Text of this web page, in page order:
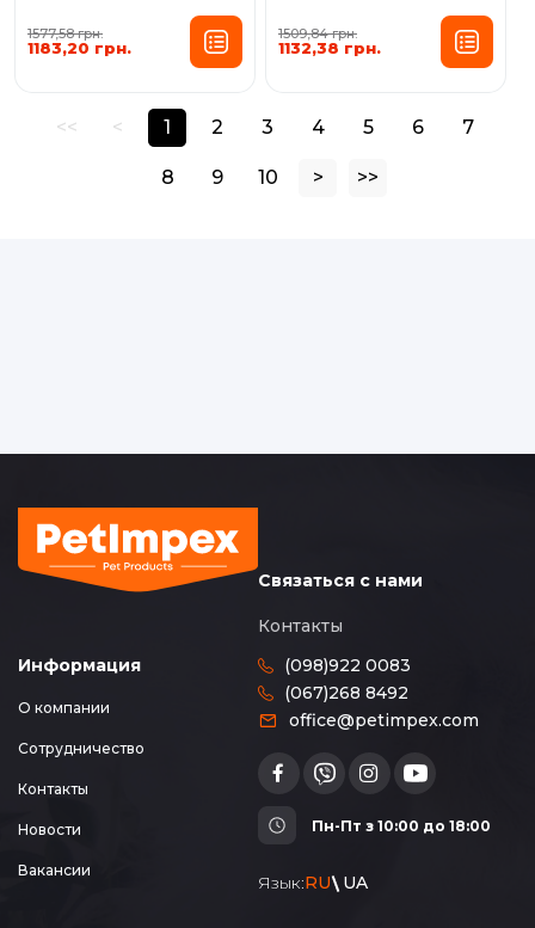
1577,58 грн.
1183,20 грн.
1509,84 грн.
1132,38 грн.
<< < 1 2 3 4 5 6 7
8 9 10 > >>
Информация
О компании
Сотрудничество
Контакты
Новости
Вакансии
Связаться с нами
Контакты
(098)922 0083
(067)268 8492
office@petimpex.com
Пн-Пт з 10:00 до 18:00
Язык:RU UA